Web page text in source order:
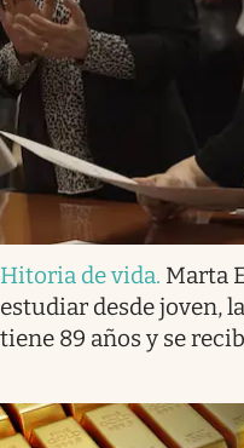
Hitoria de vida. Marta
estudiar desde joven,
tiene 89 años y se